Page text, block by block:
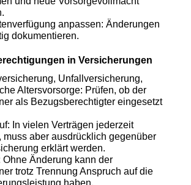
anpassen: Änderungen
dokumentieren.
in Versicherungen
Unfallversicherung,
Altersvorsorge: Prüfen, ob der
als Bezugsberechtigter eingesetzt
In vielen Verträgen jederzeit
muss aber ausdrücklich gegenüber
erklärt werden.
Ohne Änderung kann der
trotz Trennung Anspruch auf die